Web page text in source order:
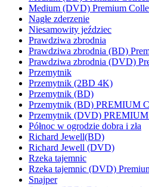
Medium (DVD) Premium
Nagłe zderzenie
Niesamowity jeździec
Prawdziwa zbrodnia
Prawdziwa zbrodnia (BD)
Prawdziwa zbrodnia (DVD)
Przemytnik
Przemytnik (2BD 4K)
Przemytnik (BD)
Przemytnik (BD) PREMIUM
Przemytnik (DVD)
Północ w ogrodzie dobra i zła
Richard Jewell(BD)
Richard Jewell (DVD)
Rzeka tajemnic
Rzeka tajemnic (DVD)
Snajper